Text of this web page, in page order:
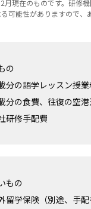
現在のものです。研修機
可能性がありますので、
の
分の語学レッスン授
分の食費、往復の空
研修手配費
もの
留学保険（別途、手配